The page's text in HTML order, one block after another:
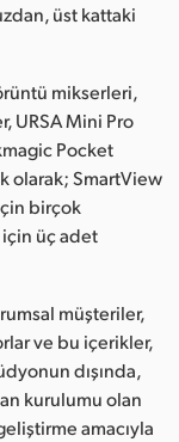
üst kattaki
mikserleri,
URSA Mini Pro
Pocket
olarak; SmartView
birçok
üç adet
müşteriler,
ve bu içerikler,
dışında,
kurulumu olan
amacıyla